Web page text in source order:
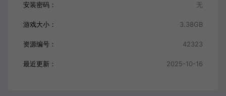
安装密码： 无
游戏大小： 3.38GB
资源编号： 42323
最近更新： 2025-10-16